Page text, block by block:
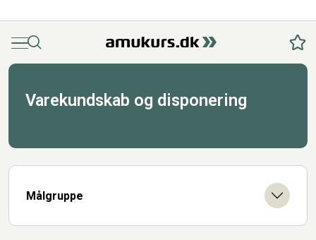
MenuSøg
Varekundskab og disponering
Målgruppe